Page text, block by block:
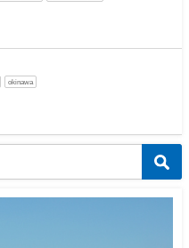
okinawa